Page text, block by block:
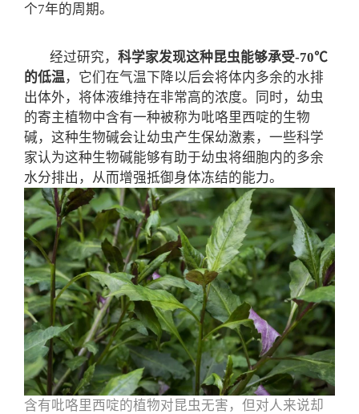
个7年的周期。
经过研究， 科学家发现这种昆虫能够承受-70℃
的低温，它们在气温下降以后会将体内多余的水排
出体外，将体液维持在非常高的浓度。同时，幼虫
的寄主植物中含有一种被称为吡咯里西啶的生物
碱，这种生物碱会让幼虫产生保幼激素，一些科学
家认为这种生物碱能够有助于幼虫将细胞内的多余
水分排出，从而增强抵御身体冻结的能力。
含有吡咯里西啶的植物对昆虫无害，但对人来说却